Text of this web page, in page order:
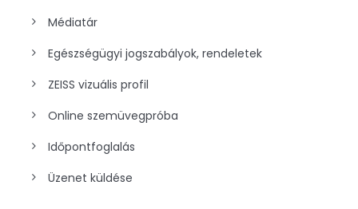
Médiatár
Egészségügyi jogszabályok, rendeletek
ZEISS vizuális profil
Online szemüvegpróba
Időpontfoglalás
Üzenet küldése